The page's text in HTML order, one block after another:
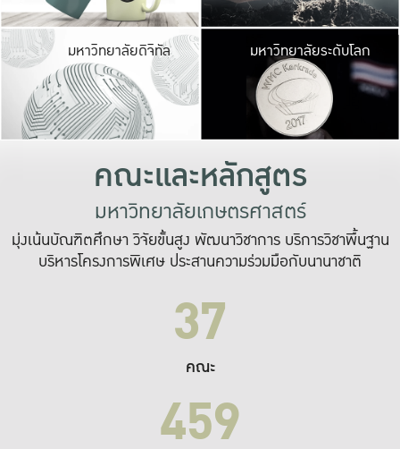
มหาวิทยาลัยดิจิทัล มหาวิ
เปลี่ยนแปลง แล
เพื่อทำง
ระบบสารสนเทศ
มหาวิทยาลัยระดับโลก
คณะและหลักสูตร
มหาวิทยาลัยเกษตรศาสตร์
มุ่งเน้นบัณฑิตศึกษา วิจัยขั้นสูง พัฒนาวิชาการ บริการวิชาพื้นฐาน
บริหารโครงการพิเศษ ประสานความร่วมมือกับนานาชาติ
37
คณะ
459